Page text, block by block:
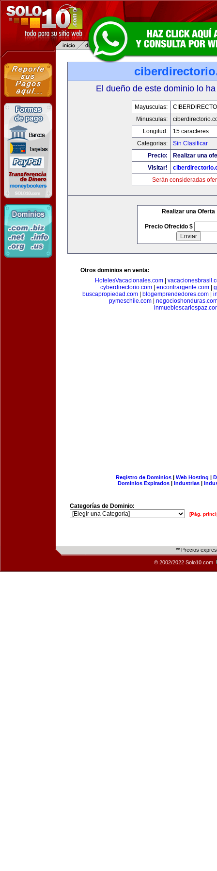
El dueño de este dominio lo
Mayusculas:
Minusculas:
Longitud:
15 caracteres
Categorias:
Sin Clasificar
Precio:
Realizar una
Visitar!
Serán consideradas
Realizar una Oferta
Precio Ofrecido $
Otros dominios en venta:
HotelesVacacionales.com|
cyberdirectorio.com| encontrargente.com|
buscapropiedad.com| blogemprendedores.com|
pymeschile.com|
Registro de Dominios| Web Hosting |
Dominios Expirados | Industrias |
Categorías de Dominio:
[Pág.
** Precios
© 2002/2022 Solo10.com